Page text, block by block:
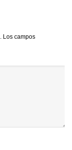
Los campos